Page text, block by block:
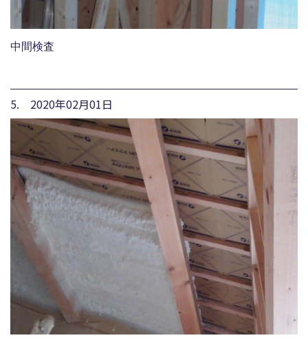
中間検査
5. 2020年02月01日